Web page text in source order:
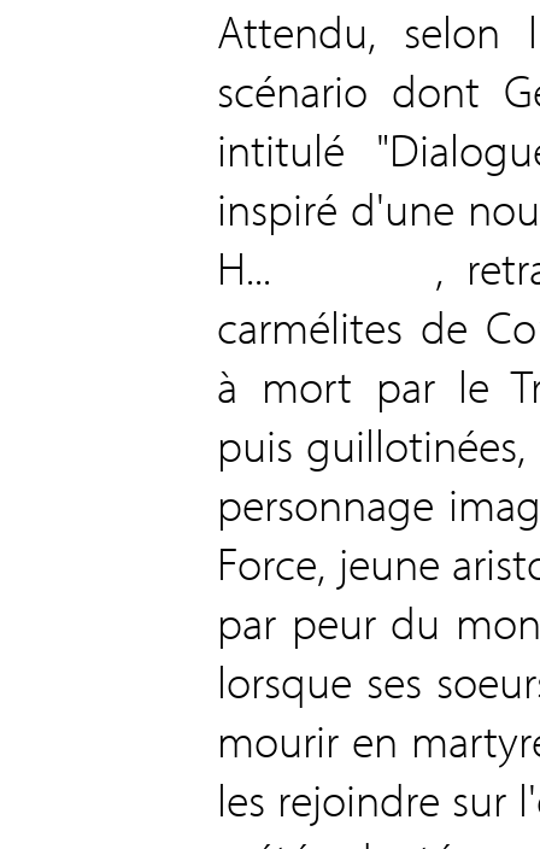
Attendu, selon
scénario dont
intitulé
inspiré d'une
H... ,
carmélites de
à mort par le
puis
personnage
Force, jeune
par peur du
lorsque ses
mourir en
les rejoindre sur